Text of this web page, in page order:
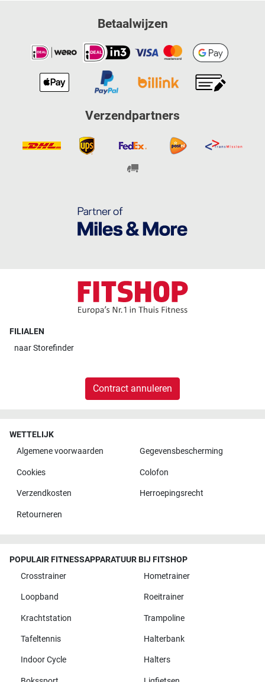
Betaalwijzen
Verzendpartners
FILIALEN
naarStorefinder
Contract annuleren
WETTELIJK
Algemene voorwaarden
Gegevensbescherming
Cookies Colofon
Verzendkosten Herroepingsrecht
Retourneren
POPULAIR FITNESSAPPARATUUR BIJ FITSHOP
Crosstrainer
Hometrainer
Loopband Roeitrainer
Krachtstation Trampoline
Tafeltennis Halterbank
Indoor Cycle Halters